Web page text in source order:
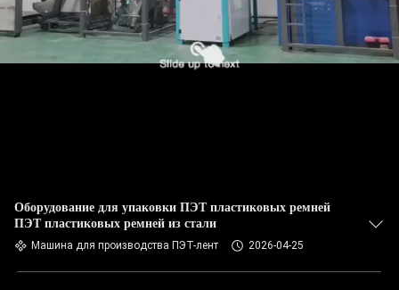
Оборудование для упаковки ПЭТ пластиковых ремней
ПЭТ пластиковых ремней из стали
Машина для производства ПЭТ-лент 2026-04-25